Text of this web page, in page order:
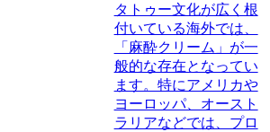
タトゥー文化が広く根
付いている海外では、
「麻酔クリーム」が一
般的な存在となってい
ます。特にアメリカや
ヨーロッパ、オースト
ラリアなどでは、プロ